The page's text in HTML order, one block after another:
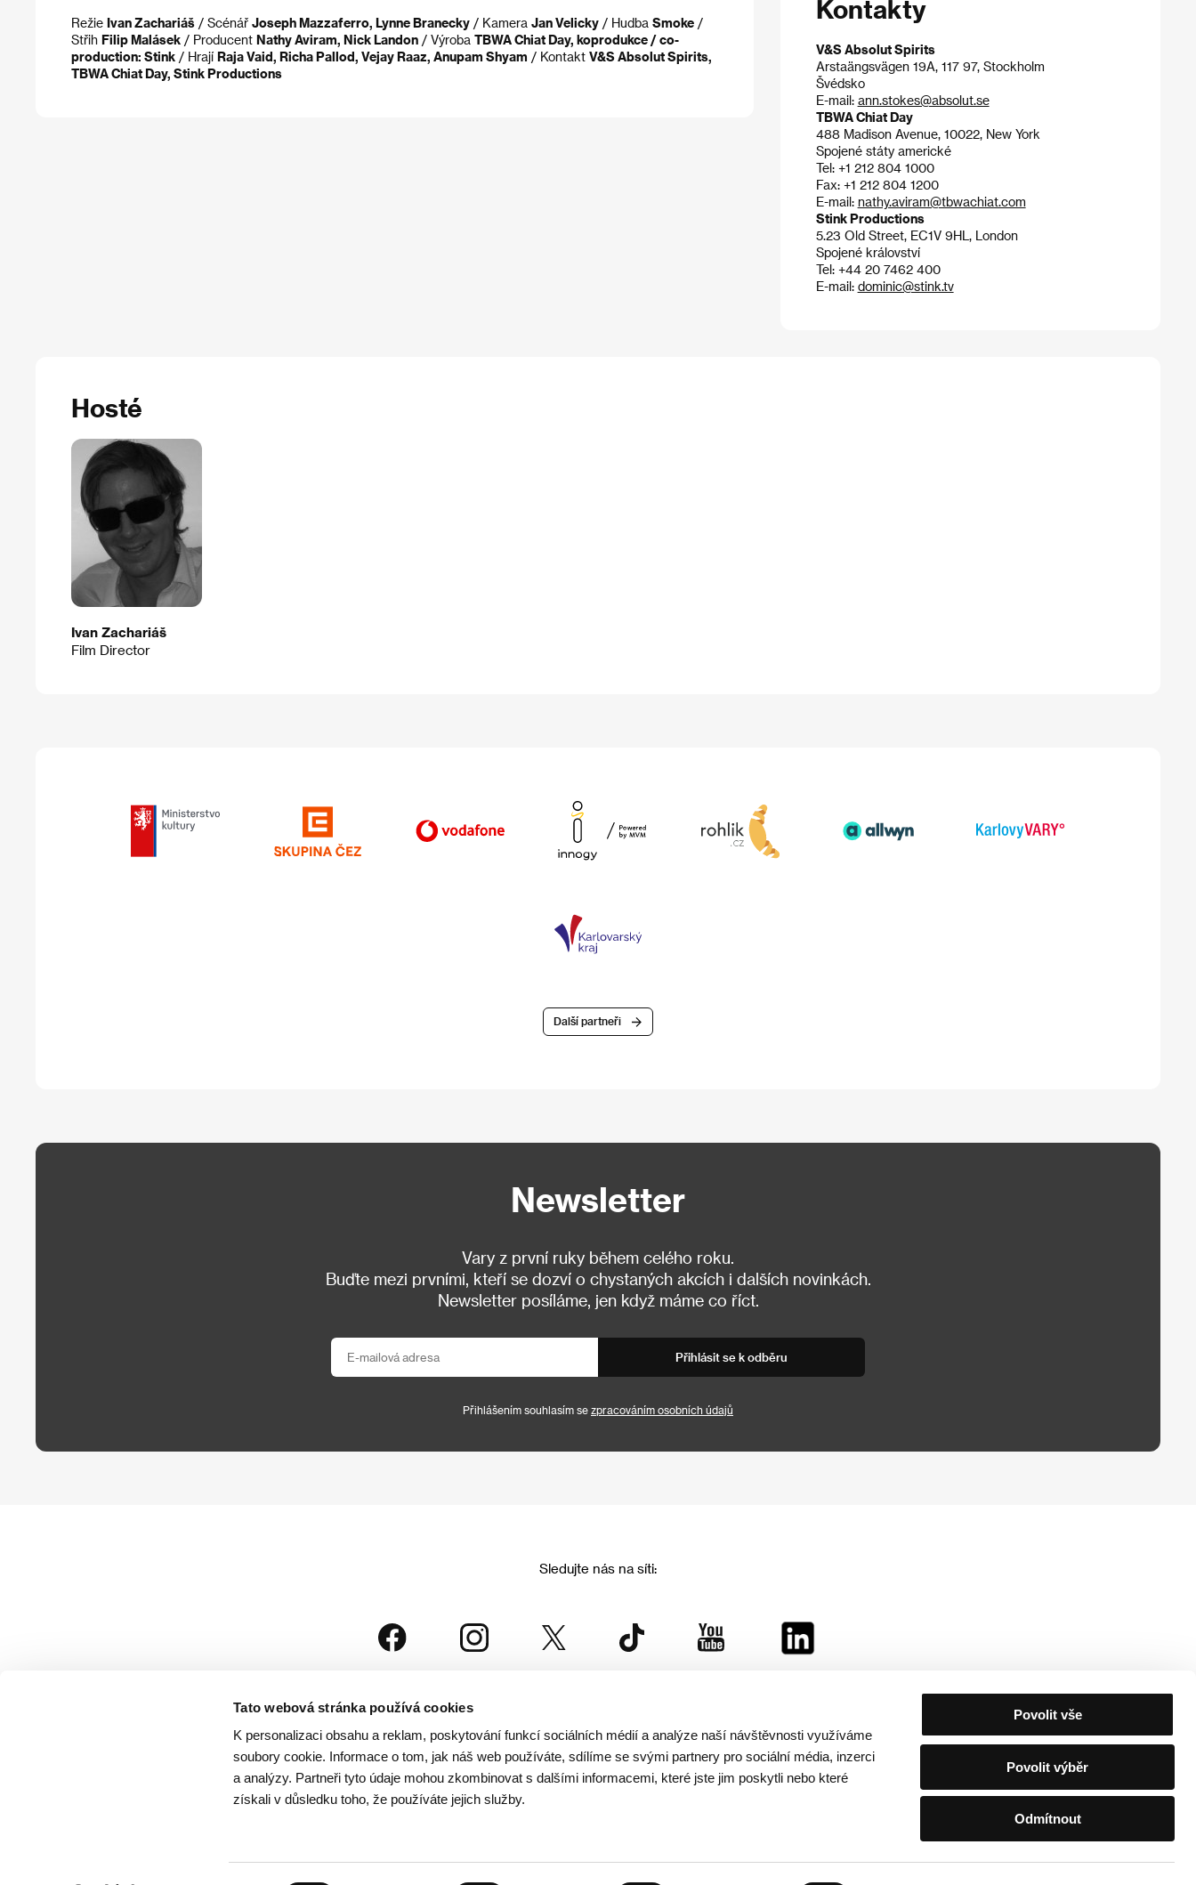
Tato webová stránka používá cookies
K personalizaci obsahu a reklam, poskytování funkcí sociálních médií a analýze naší návštěvnosti využíváme
soubory cookie. Informace o tom, jak náš web používáte, sdílíme se svými partnery pro sociální média, inzerci
a analýzy. Partneři tyto údaje mohou zkombinovat s dalšími informacemi, které jste jim poskytli nebo které
získali v důsledku toho, že používáte jejich služby.
Povolit vše
Povolit výběr
Odmítnout
Režie Ivan Zachariáš / Scénář Joseph Mazzaferro, Lynne Branecky / Kamera Jan Velicky / Hudba Smoke /
Střih Filip Malásek / Producent Nathy Aviram, Nick Landon / Výroba TBWA Chiat Day, koprodukce / co-
production: Stink / Hrají Raja Vaid, Richa Pallod, Vejay Raaz, Anupam Shyam / Kontakt V&S Absolut Spirits,
TBWA Chiat Day, Stink Productions
Kontakty
V&S Absolut Spirits
Arstaängsvägen 19A, 117 97, Stockholm
Švédsko
E-mail: ann.stokes@absolut.se
TBWA Chiat Day
488 Madison Avenue, 10022, New York
Spojené státy americké
Tel: +1 212 804 1000
Fax: +1 212 804 1200
E-mail: nathy.aviram@tbwachiat.com
Stink Productions
5.23 Old Street, EC1V 9HL, London
Spojené království
Tel: +44 20 7462 400
E-mail: dominic@stink.tv
Hosté
Ivan Zachariáš
Film Director
Další partneři
Newsletter
Vary z první ruky během celého roku.
Buďte mezi prvními, kteří se dozví o chystaných akcích i dalších novinkách.
Newsletter posíláme, jen když máme co říct.
Přihlásit se k odběru
Přihlášením souhlasím se zpracováním osobních údajů
Sledujte nás na síti:
je součástí rodiny KVIFF Group, která zastřešuje i další projekty: